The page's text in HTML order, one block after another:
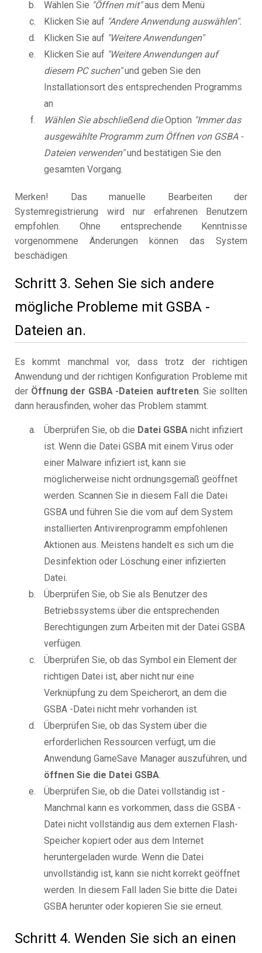
Wählen Sie "Öffnen mit"aus dem Menü
Klicken Sie auf "Andere Anwendung auswählen".
Klicken Sie auf "Weitere Anwendungen"
Klicken Sie auf "Weitere Anwendungen auf
diesem PC suchen"und geben Sie den
Installationsort des entsprechenden Programms
an
Wählen Sie abschließend dieOption "Immer das
ausgewählte Programm zum Öffnen von GSBA -
Dateien verwenden"und bestätigen Sie den
gesamten Vorgang.
Merken! Das manuelle Bearbeiten der
Systemregistrierung wird nur erfahrenen Benutzern
empfohlen. Ohne entsprechende Kenntnisse
vorgenommene Änderungen können das System
beschädigen.
Schritt 3. Sehen Sie sich andere
mögliche Probleme mit GSBA -
Dateien an.
Es kommt manchmal vor, dass trotz der richtigen
Anwendung und der richtigen Konfiguration Probleme mit
der Öffnung der GSBA -Dateien auftreten. Sie sollten
dann herausfinden, woher das Problem stammt.
Überprüfen Sie, ob die Datei GSBA nicht infiziert
ist. Wenn die Datei GSBA mit einem Virus oder
einer Malware infiziert ist, kann sie
möglicherweise nicht ordnungsgemäß geöffnet
werden. Scannen Sie in diesem Fall die Datei
GSBA und führen Sie die vom auf dem System
installierten Antivirenprogramm empfohlenen
Aktionen aus. Meistens handelt es sich um die
Desinfektion oder Löschung einer infizierten
Datei.
Überprüfen Sie, ob Sie als Benutzer des
Betriebssystems über die entsprechenden
Berechtigungen zum Arbeiten mit der Datei GSBA
verfügen.
Überprüfen Sie, ob das Symbol ein Element der
richtigen Datei ist, aber nicht nur eine
Verknüpfung zu dem Speicherort, an dem die
GSBA -Datei nicht mehr vorhanden ist.
Überprüfen Sie, ob das System über die
erforderlichen Ressourcen verfügt, um die
Anwendung GameSave Manager auszuführen, und
öffnen Sie die Datei GSBA.
Überprüfen Sie, ob die Datei vollständig ist -
Manchmal kann es vorkommen, dass die GSBA -
Datei nicht vollständig aus dem externen Flash-
Speicher kopiert oder aus dem Internet
heruntergeladen wurde. Wenn die Datei
unvollständig ist, kann sie nicht korrekt geöffnet
werden. In diesem Fall laden Sie bitte die Datei
GSBA herunter oder kopieren Sie sie erneut.
Schritt 4. Wenden Sie sich an einen